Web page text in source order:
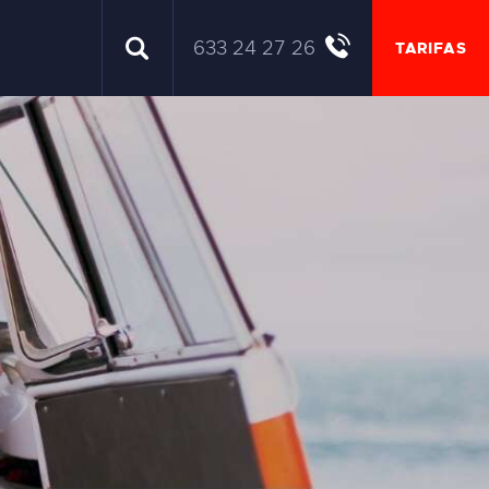
633 24 27 26 TARIFAS